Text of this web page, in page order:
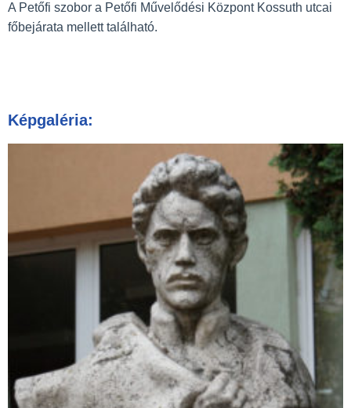
A Petőfi szobor a Petőfi Művelődési Központ Kossuth utcai
főbejárata mellett található.
Képgaléria: